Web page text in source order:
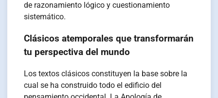
de razonamiento lógico y cuestionamiento
sistemático.
Clásicos atemporales que transformarán
tu perspectiva del mundo
Los textos clásicos constituyen la base sobre la
cual se ha construido todo el edificio del